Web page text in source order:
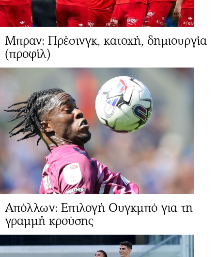
Μπραν: Πρέσινγκ, κατοχή, δημιουργία
(προφίλ)
Απόλλων: Επιλογή Ουγκμπό για τη
γραμμή κρούσης